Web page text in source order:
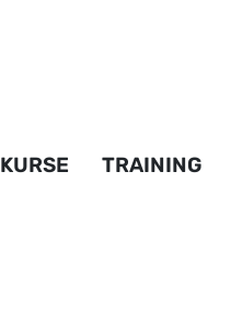
KURSE TRAINING